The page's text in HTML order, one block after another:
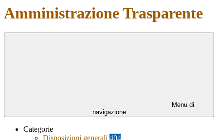
Amministrazione Trasparente
Menu di
navigazione
Categorie
Disposizioni generali 404